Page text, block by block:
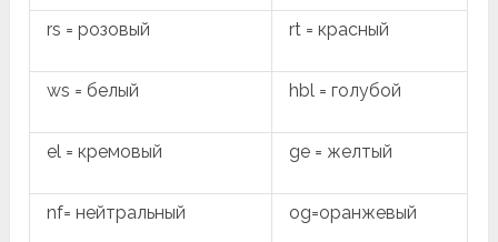
rs = розовый rt = красный
ws = белый hbl = голубой
el = кремовый ge = желтый
nf= нейтральный og=оранжевый